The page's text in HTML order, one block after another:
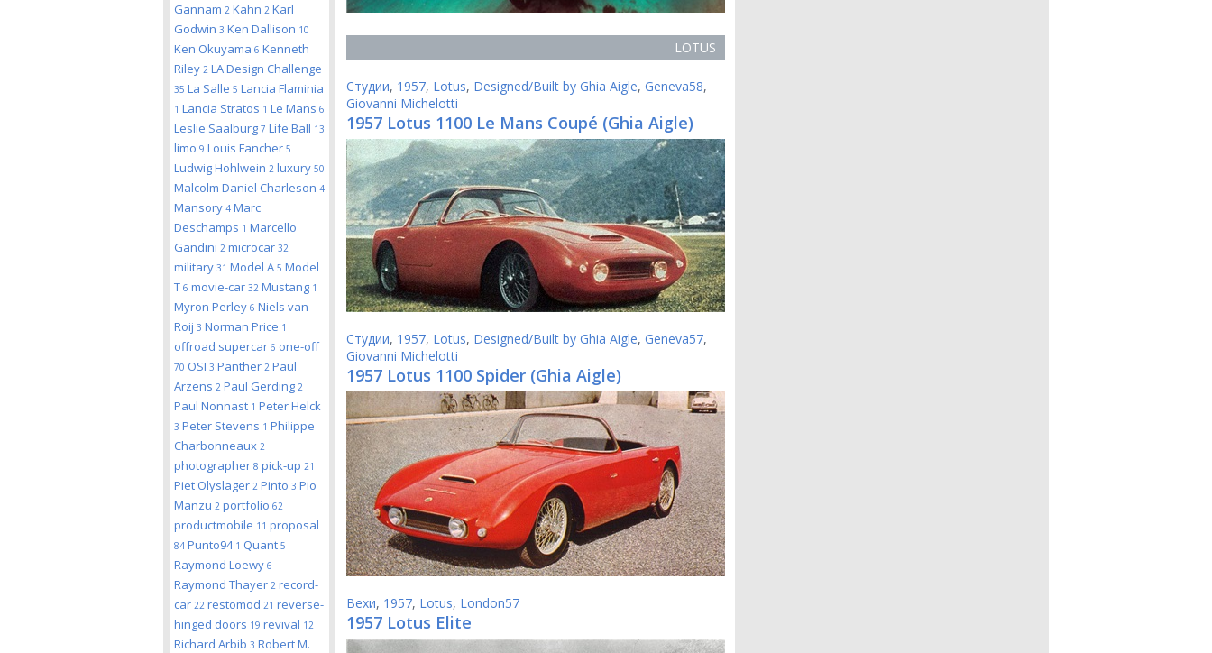
Gannam 2 Kahn 2 Karl
Godwin 3 Ken Dallison 10
Ken Okuyama 6 Kenneth
Riley 2 LA Design Challenge
35 La Salle 5 Lancia Flaminia
1 Lancia Stratos 1 Le Mans 6
Leslie Saalburg 7 Life Ball 13
limo 9 Louis Fancher 5
Ludwig Hohlwein 2 luxury 50
Malcolm Daniel Charleson 4
Mansory 4 Marc
Deschamps 1 Marcello
Gandini 2 microcar 32
military 31 Model A 5 Model
T 6 movie-car 32 Mustang 1
Myron Perley 6 Niels van
Roij 3 Norman Price 1
offroad supercar 6 one-off
70 OSI 3 Panther 2 Paul
Arzens 2 Paul Gerding 2
Paul Nonnast 1 Peter Helck
3 Peter Stevens 1 Philippe
Charbonneaux 2
photographer 8 pick-up 21
Piet Olyslager 2 Pinto 3 Pio
Manzu 2 portfolio 62
productmobile 11 proposal
84 Punto94 1 Quant 5
Raymond Loewy 6
Raymond Thayer 2 record-
car 22 restomod 21 reverse-
hinged doors 19 revival 12
Richard Arbib 3 Robert M.
LOTUS
Студии, 1957, Lotus, Designed/Built by Ghia Aigle, Geneva58,
Giovanni Michelotti
1957 Lotus 1100 Le Mans Coupé (Ghia Aigle)
Студии, 1957, Lotus, Designed/Built by Ghia Aigle, Geneva57,
Giovanni Michelotti
1957 Lotus 1100 Spider (Ghia Aigle)
Вехи, 1957, Lotus, London57
1957 Lotus Elite